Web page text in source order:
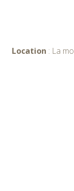
Location : La